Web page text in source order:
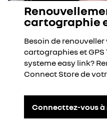
cartographie
Besoin de
cartographies et GPS
systeme easy link?
Connect Store de
Connecttez-vous à